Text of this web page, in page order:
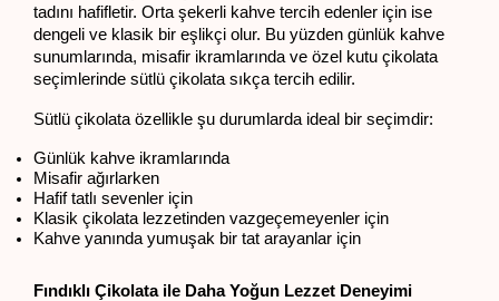
tadını hafifletir. Orta şekerli kahve tercih edenler için ise
dengeli ve klasik bir eşlikçi olur. Bu yüzden günlük kahve
sunumlarında, misafir ikramlarında ve özel kutu çikolata
seçimlerinde sütlü çikolata sıkça tercih edilir.
Sütlü çikolata özellikle şu durumlarda ideal bir seçimdir:
Günlük kahve ikramlarında
Misafir ağırlarken
Hafif tatlı sevenler için
Klasik çikolata lezzetinden vazgeçemeyenler için
Kahve yanında yumuşak bir tat arayanlar için
Fındıklı Çikolata ile Daha Yoğun Lezzet Deneyimi